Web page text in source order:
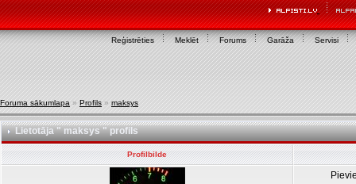
Reģistrēties Meklēt Forums Garāža Servisi
Foruma sākumlapa » Profils » maksys
Lietotāja " maksys " profils
Profilbilde